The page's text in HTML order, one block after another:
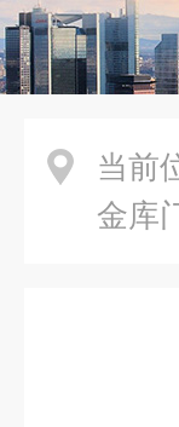
当前
金库